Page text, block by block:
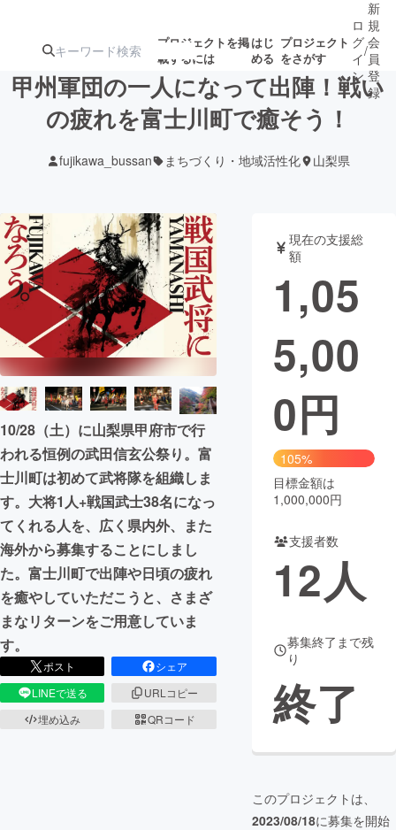
プロジェクトを掲
載するには
はじ
める
プロジェクト
をさがす
ジェクト
ターン
ジェクト
募集終了が近いプ
ロジェクト
もうすぐ公開
されます
アート・写真 音楽
テクノロジー・ガジェット ゲーム・サ
映像・映画
ビジネス・起業
まちづくり・地域活性化
CAMPFIRE for Social Good
CAMPFIRE Creation
CAMPFIREふるさと納税 machi-ya コミュニティ
ロ
グ
イ
ン
/
新
規
会
員
登
録
甲州軍団の一人になって出陣！戦い
の疲れを富士川町で癒そう！
fujikawa_bussan まちづくり・地域活性化 山梨県
10/28（土）に山梨県甲府市で行
われる恒例の武田信玄公祭り。富
士川町は初めて武将隊を組織しま
す。大将1人+戦国武士38名になっ
てくれる人を、広く県内外、また
海外から募集することにしまし
た。富士川町で出陣や日頃の疲れ
を癒やしていただこうと、さまざ
まなリターンをご用意していま
す。
ポスト
シェア
LINEで送る
URLコピー
埋め込み
QRコード
現在の支援総
額
1,05
5,00
0円
105%
目標金額は
1,000,000円
支援者数
12人
募集終了まで残
り
終了
このプロジェクトは、
2023/08/18に募集を開始